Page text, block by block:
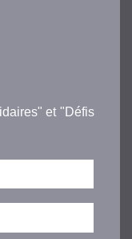
et "Défis